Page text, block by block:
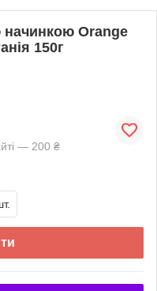
Orange
150г
— 200 ₴